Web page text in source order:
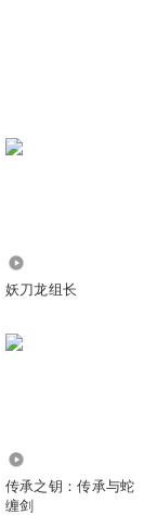
妖刀龙组长
传承之钥：传承与蛇
缠剑